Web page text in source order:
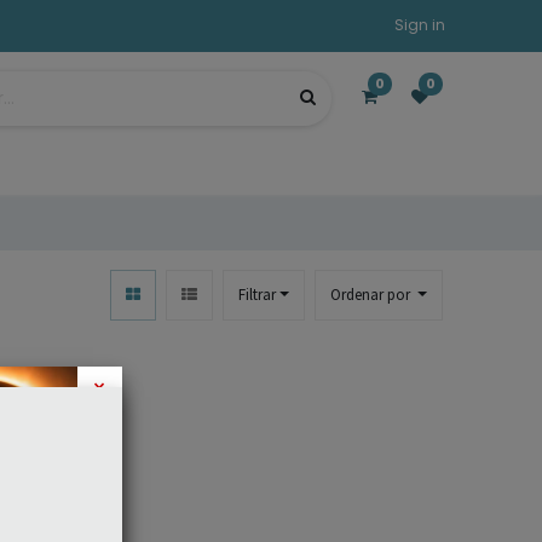
Sign in
0 0
×
Ordenar por
Filtrar